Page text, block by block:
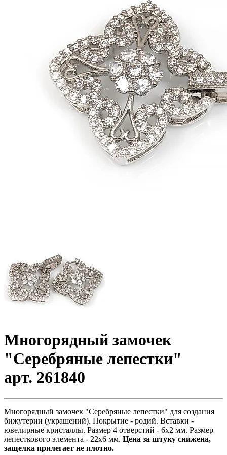
Многорядный замочек
"Серебряные лепестки"
арт. 261840
Многорядный замочек "Серебряные лепестки" для создания
бижутерии (украшений). Покрытие - родий. Вставки -
ювелирные кристаллы. Размер 4 отверстий - 6х2 мм. Размер
лепесткового элемента - 22х6 мм. Цена за штуку снижена,
защелка прилегает не плотно.